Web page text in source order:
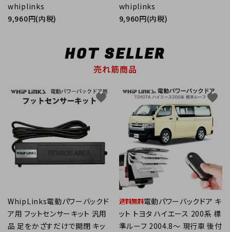
whiplinks
9,960円(内税)
whiplinks
9,960円(内税)
HOT SELLER
売れ筋商品
WhipLinks電動パワーバックド
ア用 フットセンサーキット 汎用
品 足をかざすだけで開閉 キッ
favorite
電動パワーバックドア キ
ット トヨタ ハイエース 200系 標
準ルーフ 2004.8～ 現行車 後付
favorite